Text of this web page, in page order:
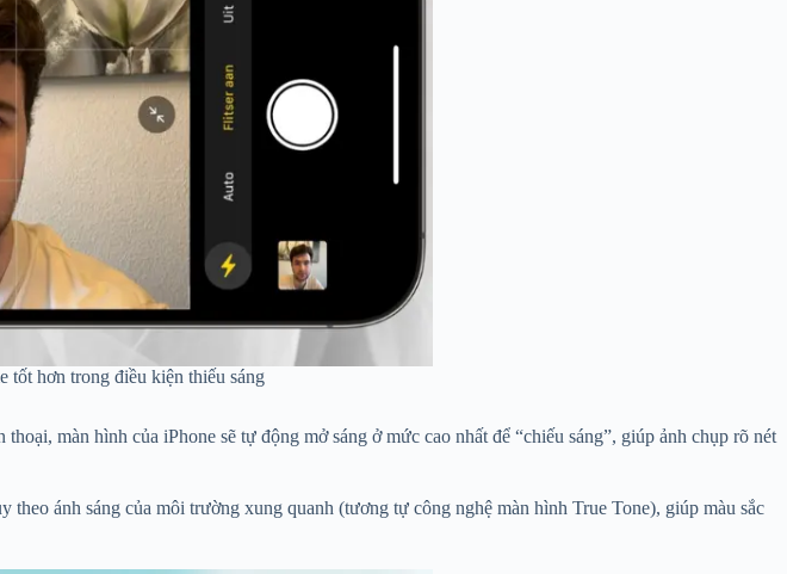
tốt hơn trong điều kiện thiếu sáng
màn hình của iPhone sẽ tự động mở sáng ở mức cao nhất để “chiếu sáng”, giúp ảnh chụp rõ nét
ánh sáng của môi trường xung quanh (tương tự công nghệ màn hình True Tone), giúp màu sắc